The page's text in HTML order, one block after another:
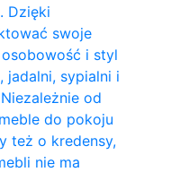
Dzięki
swoje
i styl
jadalni, sypialni i
od
do pokoju
też o kredensy,
nie ma